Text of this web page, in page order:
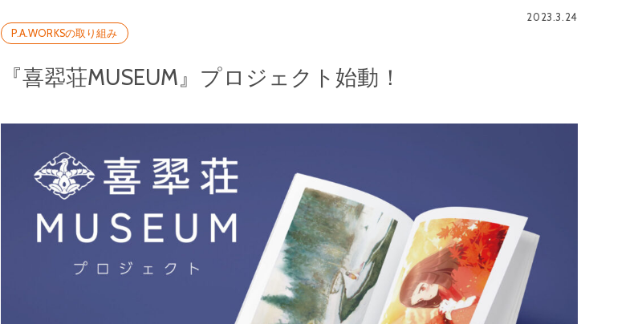
2023.3.24
P.A.WORKSの取り組み
『喜翆荘MUSEUM』プロジェクト始動！